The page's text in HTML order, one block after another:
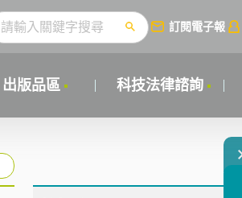
訂閱電子報
出版品區 科技法律諮詢